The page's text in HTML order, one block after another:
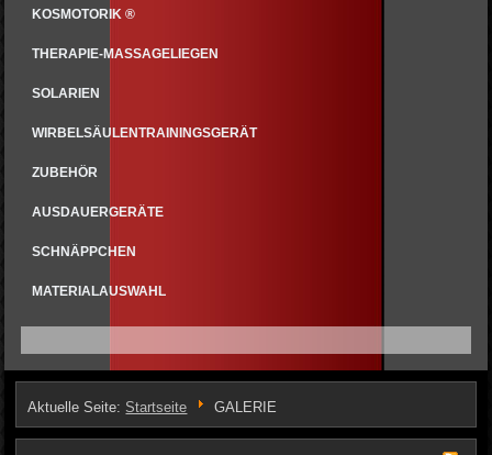
KOSMOTORIK ®
THERAPIE-MASSAGELIEGEN
SOLARIEN
WIRBELSÄULENTRAININGSGERÄT
ZUBEHÖR
AUSDAUERGERÄTE
SCHNÄPPCHEN
MATERIALAUSWAHL
Aktuelle Seite:Startseite GALERIE